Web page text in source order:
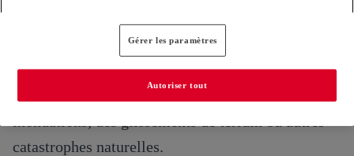
Il peut également être judicieux de vérifier si le
terrain ne se situe pas dans une zone dite « à
risque ». Des zones où peuvent se produire des
catastrophes naturelles.
Gérer les paramètres
Autoriser tout